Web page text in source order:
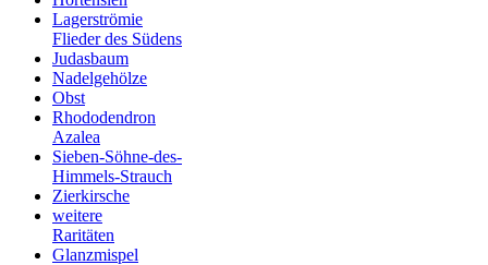
Lagerströmie
Flieder des Südens
Judasbaum
Nadelgehölze
Obst
Rhododendron
Azalea
Sieben-Söhne-des-
Himmels-Strauch
Zierkirsche
weitere
Raritäten
Glanzmispel